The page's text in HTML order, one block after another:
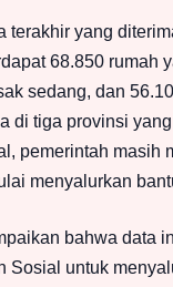
terakhir yang
68.850 rumah
sedang, dan
di tiga provinsi
pemerintah masih
menyalurkan
bahwa data
Sosial untuk